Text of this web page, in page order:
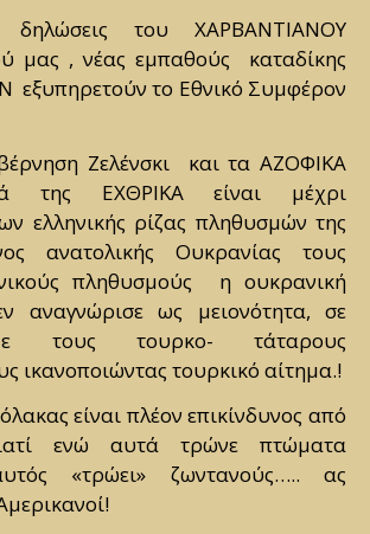
δηλώσεις του ΧΑΡΒΑΝΤΙΑΝΟΥ
μας , νέας εμπαθούς καταδίκης
εξυπηρετούν το Εθνικό Συμφέρον
Ζελένσκι και τα ΑΖΟΦΙΚΑ
της ΕΧΘΡΙΚΑ είναι μέχρι
ελληνικής ρίζας πληθυσμών της
ανατολικής Ουκρανίας τους
πληθυσμούς η ουκρανική
αναγνώρισε ως μειονότητα, σε
τους τουρκο- τάταρους
ικανοποιώντας τουρκικό αίτημα.!
είναι πλέον επικίνδυνος από
ενώ αυτά τρώνε πτώματα
«τρώει» ζωντανούς….. ας